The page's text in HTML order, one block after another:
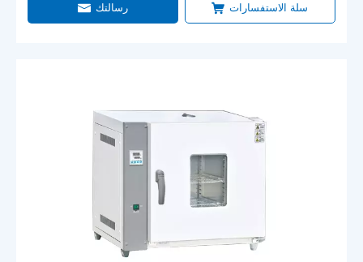
رسالتك سلة الاستفسارات